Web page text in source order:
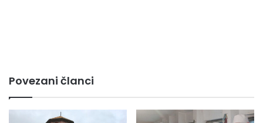
Povezani članci